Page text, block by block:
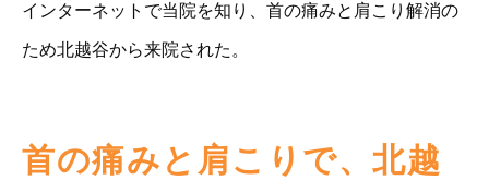
インターネットで当院を知り、首の痛みと肩こり解消の
ため北越谷から来院された。
首の痛みと肩こりで、北越